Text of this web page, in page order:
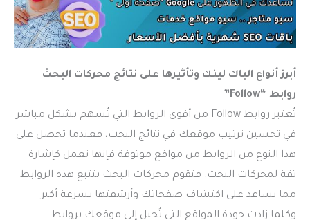
أبرز أنواع الباك لينك وتأثيرها على نتائج محركات البحث
روابط “Follow”
تُعتبر روابط Follow من أقوى الروابط التي تُسهم بشكل مباشر
في تحسين ترتيب موقعك في نتائج البحث، فعندما تحصل على
هذا النوع من الروابط من مواقع موثوقة فإنها تعمل كإشارة
ثقة لمحركات البحث. فتقوم محركات البحث بتتبع هذه الروابط
مما يساعد على اكتشاف صفحاتك وأرشفتها بسرعة أكبر
وكلما زادت جودة المواقع التي تُحيل إلى موقعك بروابط